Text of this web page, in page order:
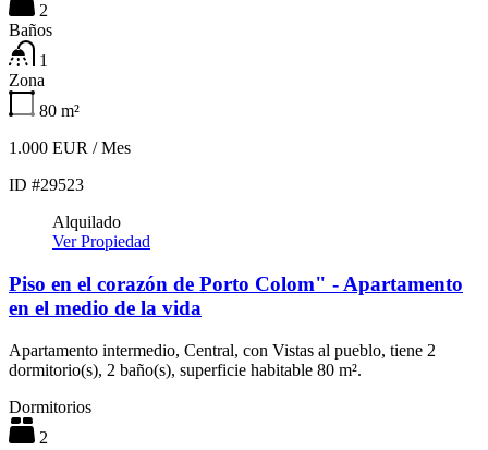
2
Baños
1
Zona
80 m²
1.000 EUR / Mes
ID #29523
Alquilado
Ver Propiedad
Piso en el corazón de Porto Colom" - Apartamento
en el medio de la vida
Apartamento intermedio, Central, con Vistas al pueblo, tiene 2
dormitorio(s), 2 baño(s), superficie habitable 80 m².
Dormitorios
2